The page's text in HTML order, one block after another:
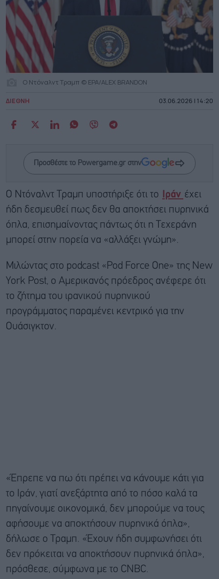
Ο Ντόναλντ Τραμπ © EPA/ALEX BRANDON
ΔΙΕΘΝΗ 03.06.2026 | 14:20
Προσθέστε το Powergame.gr στην
Ο Ντόναλντ Τραμπ υποστήριξε ότι το Ιράν έχει
ήδη δεσμευθεί πως δεν θα αποκτήσει πυρηνικά
όπλα, επισημαίνοντας πάντως ότι η Τεχεράνη
μπορεί στην πορεία να «αλλάξει γνώμη».
Μιλώντας στο podcast «Pod Force One» της New
York Post, ο Αμερικανός πρόεδρος ανέφερε ότι
το ζήτημα του ιρανικού πυρηνικού
προγράμματος παραμένει κεντρικό για την
Ουάσιγκτον.
«Έπρεπε να πω ότι πρέπει να κάνουμε κάτι για
το Ιράν, γιατί ανεξάρτητα από το πόσο καλά τα
πηγαίνουμε οικονομικά, δεν μπορούμε να τους
αφήσουμε να αποκτήσουν πυρηνικά όπλα»,
δήλωσε ο Τραμπ. «Έχουν ήδη συμφωνήσει ότι
δεν πρόκειται να αποκτήσουν πυρηνικά όπλα»,
πρόσθεσε, σύμφωνα με το CNBC.